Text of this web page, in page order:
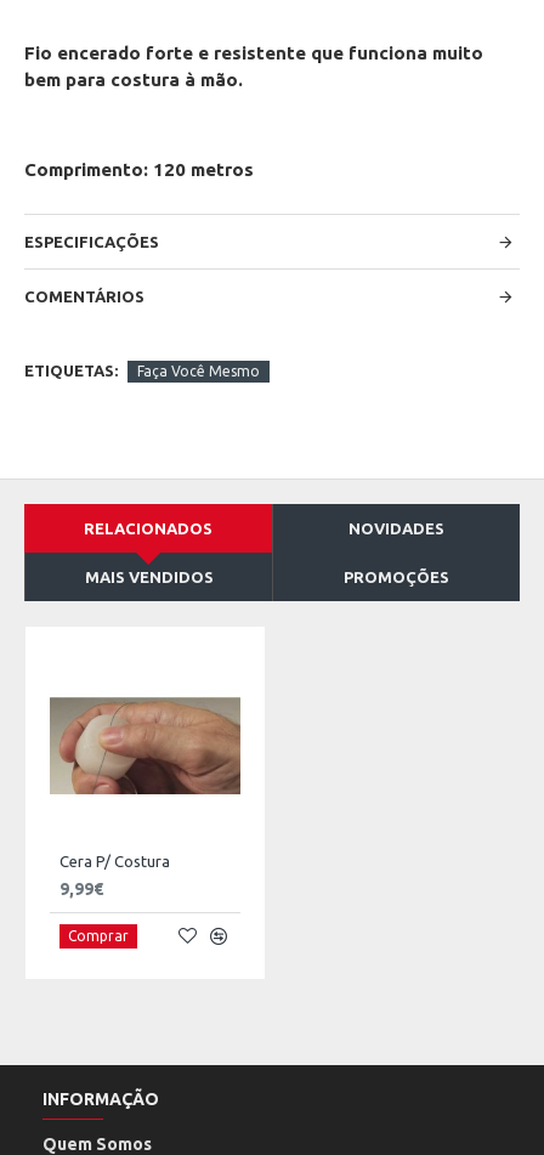
Fio encerado forte e resistente que funciona muito
bem para costura à mão.
Comprimento: 120 metros
ESPECIFICAÇÕES
COMENTÁRIOS
ETIQUETAS: Faça Você Mesmo
RELACIONADOS NOVIDADES
MAIS VENDIDOS PROMOÇÕES
Cera P/ Costura
9,99€
Comprar
INFORMAÇÃO
Quem Somos